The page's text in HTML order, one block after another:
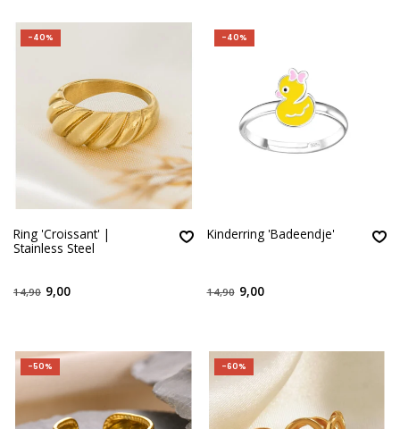
-40%
Ring 'Croissant' |
Stainless Steel
14,90 9,00
-40%
Kinderring 'Badeendje'
14,90 9,00
-50% -60%